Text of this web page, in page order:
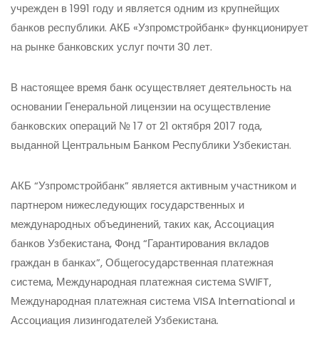
учрежден в 1991 году и является одним из крупнейщих
банков республики. АКБ «Узпромстройбанк» функционирует
на рынке банковских услуг почти 30 лет.
В настоящее время банк осуществляет деятельность на
основании Генеральной лицензии на осуществление
банковских операций № 17 от 21 октября 2017 года,
выданной Центральным Банком Республики Узбекистан.
АКБ “Узпромстройбанк” является активным участником и
партнером нижеследующих государственных и
международных объединений, таких как, Ассоциация
банков Узбекистана, Фонд “Гарантирования вкладов
граждан в банках”, Общегосударственная платежная
система, Международная платежная система SWIFT,
Международная платежная система VISA International и
Ассоциация лизингодателей Узбекистана.